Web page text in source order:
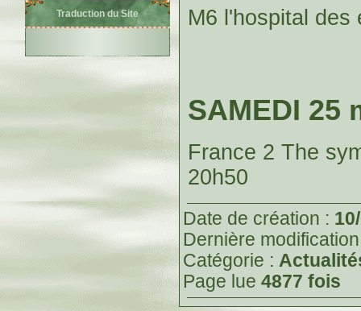
Traduction du Site M6 l'hospital des
SAMEDI 25
France 2 The
20h50
Date de création :
Dernière
Catégorie :
Page lue 4877 fois